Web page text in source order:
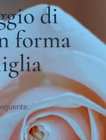
di
forma